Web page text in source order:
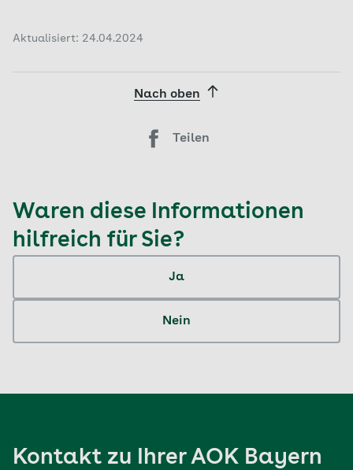
Aktualisiert: 24.04.2024
Nach oben
Teilen
Waren diese Informationen
hilfreich für Sie?
Ja
Nein
Kontakt zu Ihrer AOK Bayern